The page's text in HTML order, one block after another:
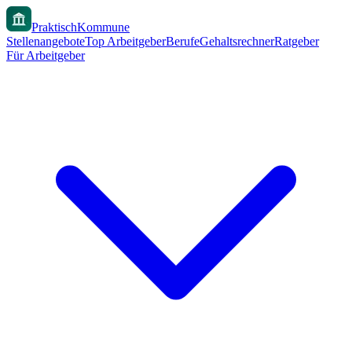
PraktischKommune
StellenangeboteTop ArbeitgeberBerufeGehaltsrechnerRatgeber
Für Arbeitgeber